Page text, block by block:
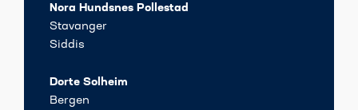
Nora Hundsnes Pollestad
Stavanger
Siddis
Dorte Solheim
Bergen